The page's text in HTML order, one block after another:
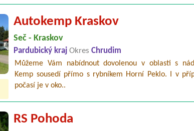
Autokemp Kraskov
Seč - Kraskov
Pardubický krajOkres Chrudim
Můžeme Vám nabídnout dovolenou v oblasti s
Kemp sousedí přímo s rybníkem Horní Peklo. I v
počasí je v oko..
RS Pohoda